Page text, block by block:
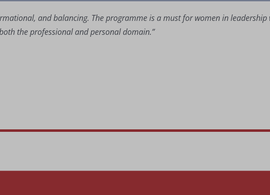
and balancing. The programme is a must for women in
the professional and personal domain.”